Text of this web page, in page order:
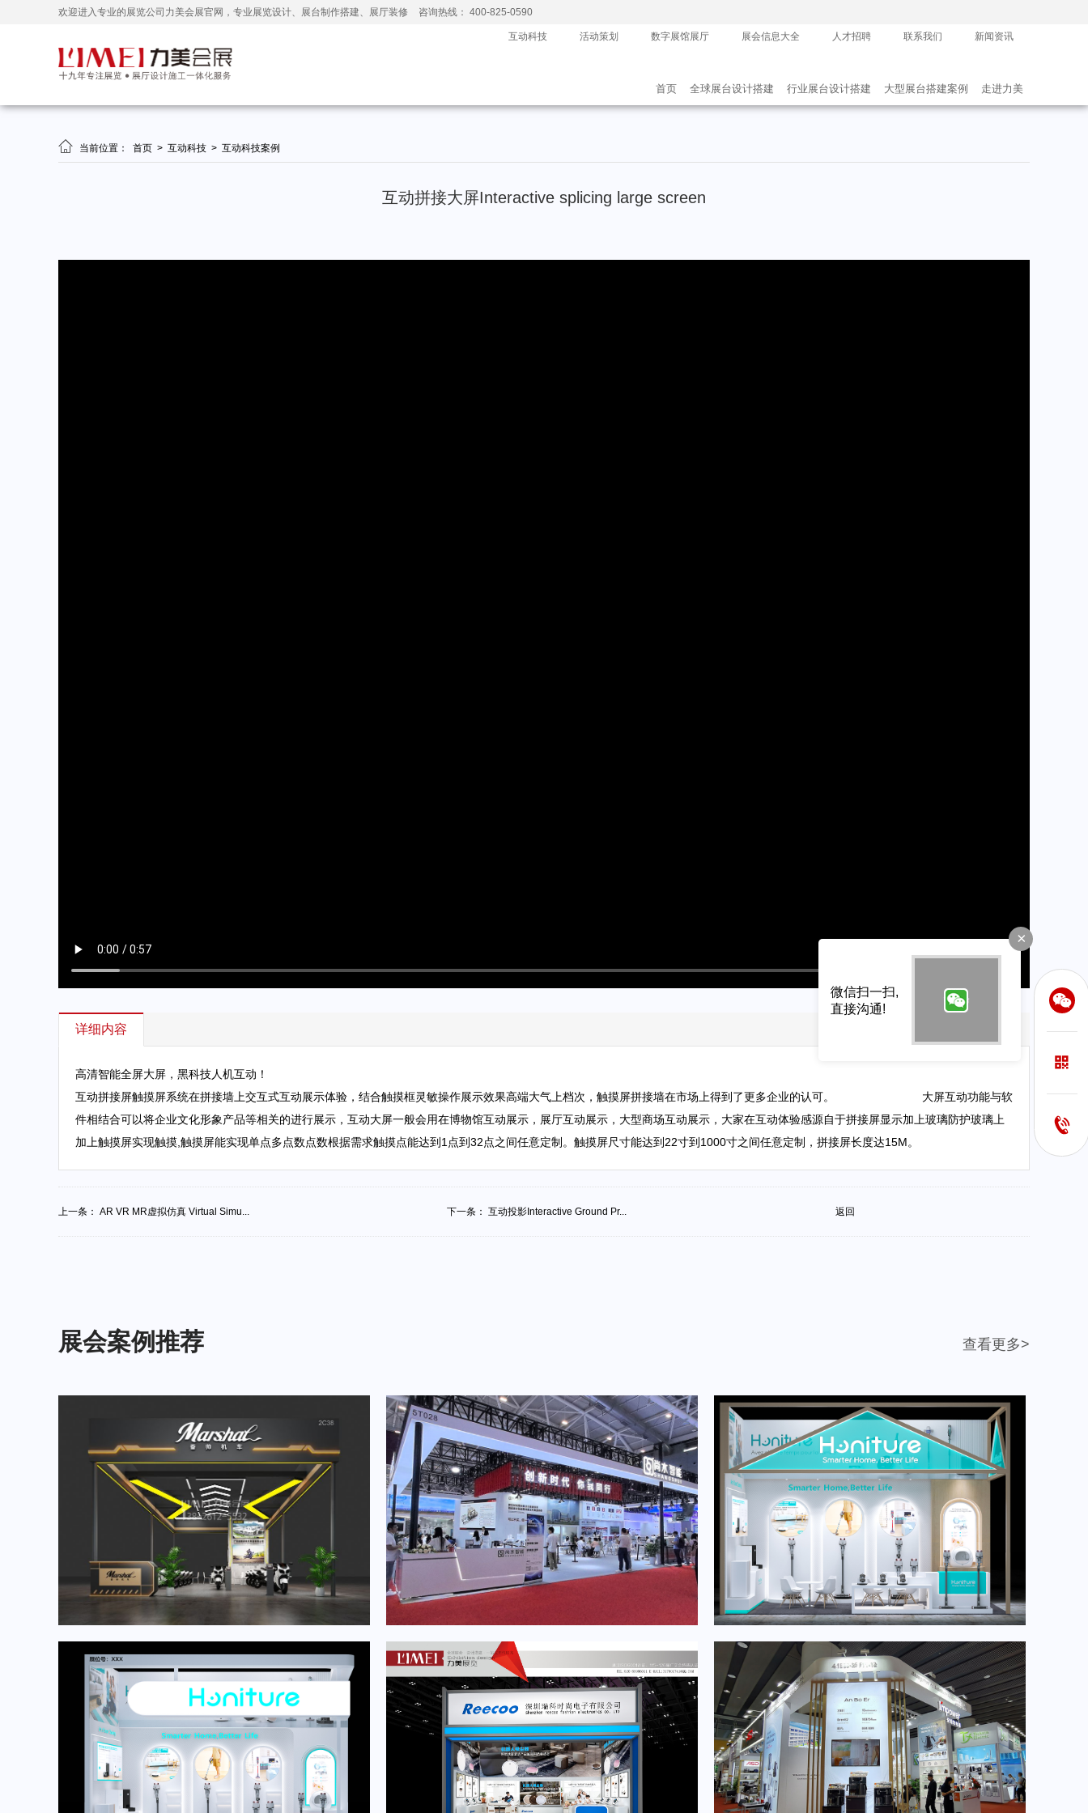
欢迎进入专业的展览公司力美会展官网，专业展览设计、展台制作搭建、展厅装修 咨询热线： 400-825-0590
互动科技 活动策划 数字展馆展厅 展会信息大全 人才招聘 联系我们 新闻资讯
首页 全球展台设计搭建 行业展台设计搭建 大型展台搭建案例 走进力美
 当前位置： 首页 > 互动科技 > 互动科技案例
互动拼接大屏Interactive splicing large screen
详细内容
高清智能全屏大屏，黑科技人机互动！
互动拼接屏触摸屏系统在拼接墙上交互式互动展示体验，结合触摸框灵敏操作展示效果高端大气上档次，触摸屏拼接墙在市场上得到了更多企业的认可。 大屏互动功能与软
件相结合可以将企业文化形象产品等相关的进行展示，互动大屏一般会用在博物馆互动展示，展厅互动展示，大型商场互动展示，大家在互动体验感源自于拼接屏显示加上玻璃防护玻璃上
加上触摸屏实现触摸,触摸屏能实现单点多点数点数根据需求触摸点能达到1点到32点之间任意定制。触摸屏尺寸能达到22寸到1000寸之间任意定制，拼接屏长度达15M。
上一条： AR VR MR虚拟仿真 Virtual Simu... 下一条： 互动投影Interactive Ground Pr... 返回
展会案例推荐 查看更多>
2025广州采购交易会展台设计搭建案例-香帅机车
广交会18平米案例
×
微信扫一扫,
直接沟通!